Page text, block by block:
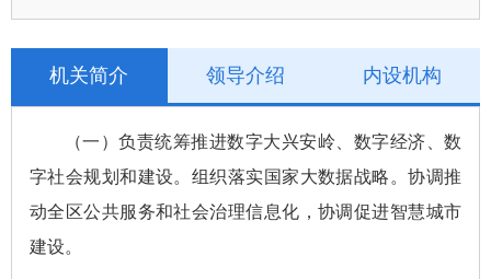
机关简介 领导介绍 内设机构
（一）负责统筹推进数字大兴安岭、数字经济、数
字社会规划和建设。组织落实国家大数据战略。协调推
动全区公共服务和社会治理信息化，协调促进智慧城市
建设。